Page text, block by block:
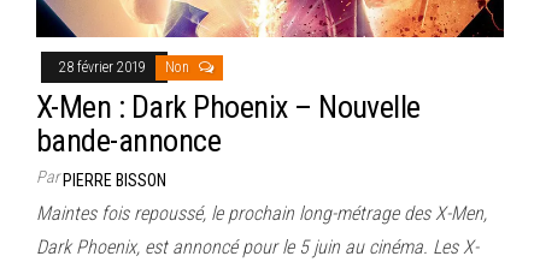
28 février 2019 Non
X-Men : Dark Phoenix – Nouvelle
bande-annonce
ParPIERRE BISSON
Maintes fois repoussé, le prochain long-métrage des X-Men,
Dark Phoenix, est annoncé pour le 5 juin au cinéma. Les X-